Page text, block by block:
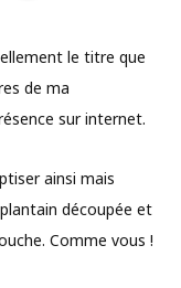
le titre que
de ma
sur internet.
ainsi mais
découpée et
Comme vous !